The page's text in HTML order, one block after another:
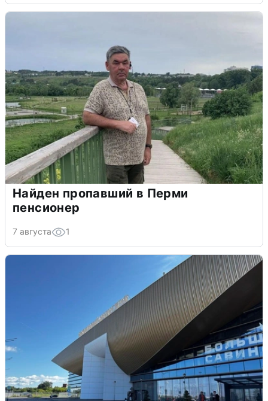
Найден пропавший в Перми
пенсионер
7 августа 1